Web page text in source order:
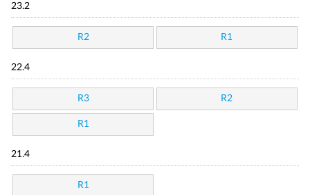
23.2
R2 R1
22.4
R3 R2
R1
21.4
R1